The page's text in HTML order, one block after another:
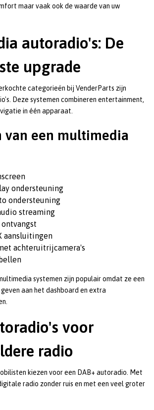
maar vaak ook de waarde van uw
autoradio's: De
upgrade
categorieën bij VenderParts zijn
Deze systemen combineren entertainment,
in één apparaat.
van een multimedia
ondersteuning
ondersteuning
streaming
ontvangst
aansluitingen
achteruitrijcamera's
systemen zijn populair omdat ze een
aan het dashboard en extra
voor
radio
kiezen voor een DAB+ autoradio. Met
radio zonder ruis en met een veel groter